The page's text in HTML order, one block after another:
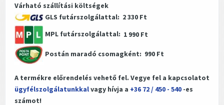
Várható szállítási költségek
GLS futárszolgálattal: 2 330 Ft
MPL futárszolgálattal: 1 990 Ft
Postán maradó csomagként: 990 Ft
A termékre előrendelés vehető fel. Vegye fel a kapcsolatot
ügyfélszolgálatunkkalvagy hívja a +36 72 / 450 - 540 -es
számot!